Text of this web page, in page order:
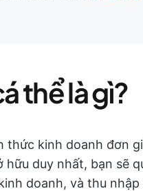
thể là gì?
thức kinh doanh đơn
hữu duy nhất, bạn sẽ
doanh, và thu